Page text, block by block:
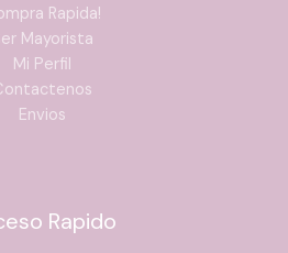
Rapida!
Mayorista
Mi Perfil
Envios
Rapido